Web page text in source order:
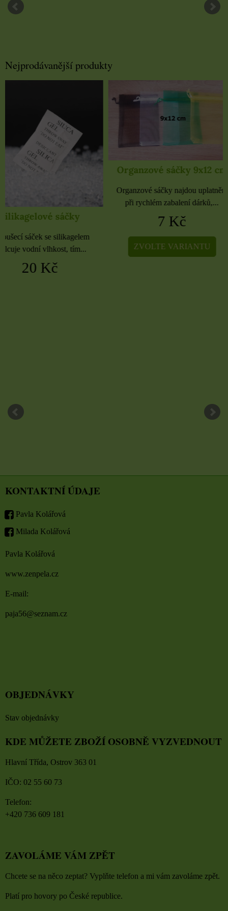
Nejprodávanější produkty
Organzové sáčky 9x12 cm
Organzové sáčky najdou uplatnění
7 Kč
ZVOLTE VARIANTU
Organzové sáčky
Organzové sáčky najdou
při rychlém zabalení
ZVOLTE
KONTAKTNÍ ÚDAJE
Pavla Kolářová
Milada Kolářová
Pavla Kolářová
www.zenpela.cz
E-mail:
paja56@seznam.cz
OBJEDNÁVKY
Stav objednávky
KDE MŮŽETE ZBOŽÍ OSOBNĚ VYZVEDNOUT
Hlavní Třída, Ostrov 363 01
IČO: 02 55 60 73
Telefon:
+420 736 609 181
ZAVOLÁME VÁM ZPĚT
Chcete se na něco zeptat? Vyplňte telefon a mi vám zavoláme zpět.
Platí pro hovory po České republice.